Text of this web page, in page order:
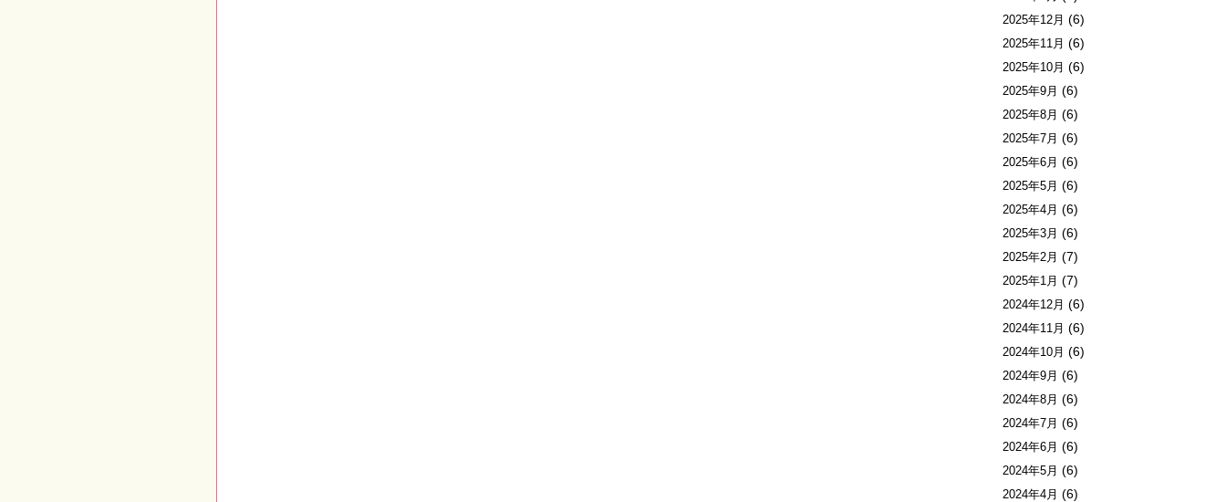
2025年12月 (6)
2025年11月 (6)
2025年10月 (6)
2025年9月 (6)
2025年8月 (6)
2025年7月 (6)
2025年6月 (6)
2025年5月 (6)
2025年4月 (6)
2025年3月 (6)
2025年2月 (7)
2025年1月 (7)
2024年12月 (6)
2024年11月 (6)
2024年10月 (6)
2024年9月 (6)
2024年8月 (6)
2024年7月 (6)
2024年6月 (6)
2024年5月 (6)
2024年4月 (6)